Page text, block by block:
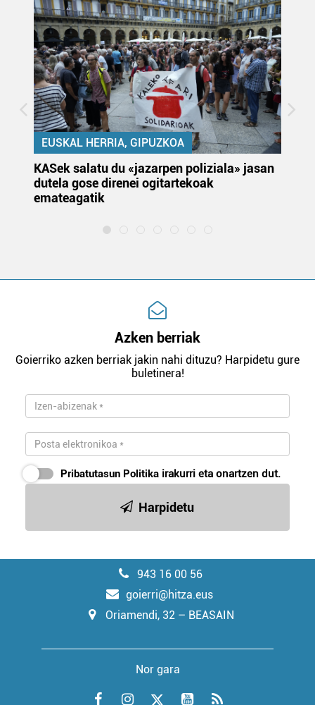
EUSKAL HERRIA, GIPUZKOA
KASek salatu du «jazarpen poliziala» jasan
dutela gose direnei ogitartekoak
emateagatik
Azken berriak
Goierriko azken berriak jakin nahi dituzu? Harpidetu gure
buletinera!
Pribatutasun Politika irakurri eta onartzen dut.
Harpidetu
943 16 00 56
goierri@hitza.eus
Oriamendi, 32 – BEASAIN
Nor gara